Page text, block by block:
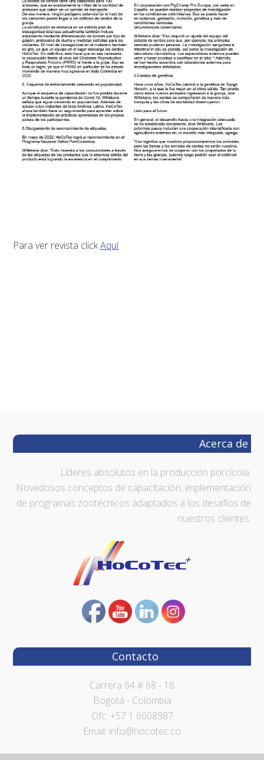
Para ver revista clickAquí
Footer Acerca de
Líderes absolutos en la producción porcícola.
Novedosos conceptos de capacitación, implementación
de programas zootécnicos adaptados a los desafíos de
nuestros clientes.
Contacto
Carrera 64 # 68 - 18
Bogotá - Colombia
Ofc: +57 1 6608987
Email: info@hocotec.co